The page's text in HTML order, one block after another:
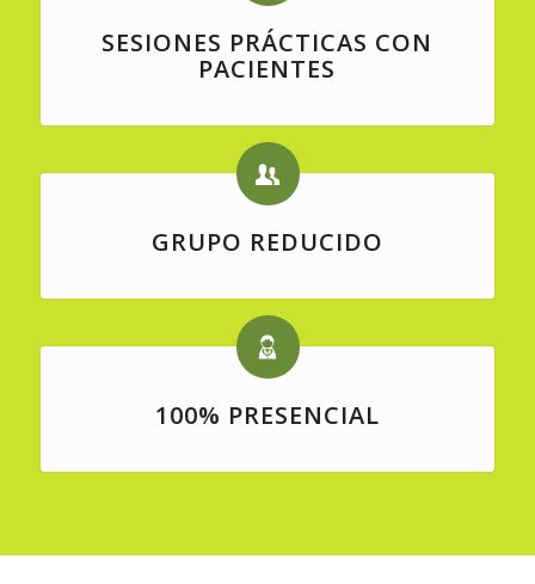
SESIONES PRÁCTICAS CON
PACIENTES
GRUPO REDUCIDO
100% PRESENCIAL